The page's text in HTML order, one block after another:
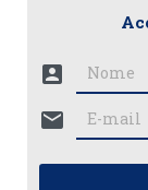
account_box
mail